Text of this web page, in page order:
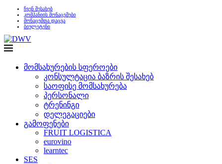
ჩვენ შესახებ
კომპანიის მონაცემები
მონაცემთა დაცვა
ბიულეტენი
მომსახურების სფეროები
კონსულტაცია ბაზრის შესახებ
საოფისე მომსახურება
პერსონალი
ტრენინგი
დელეგაციები
გამოფენები
FRUIT LOGISTICA
eurovino
learntec
SES